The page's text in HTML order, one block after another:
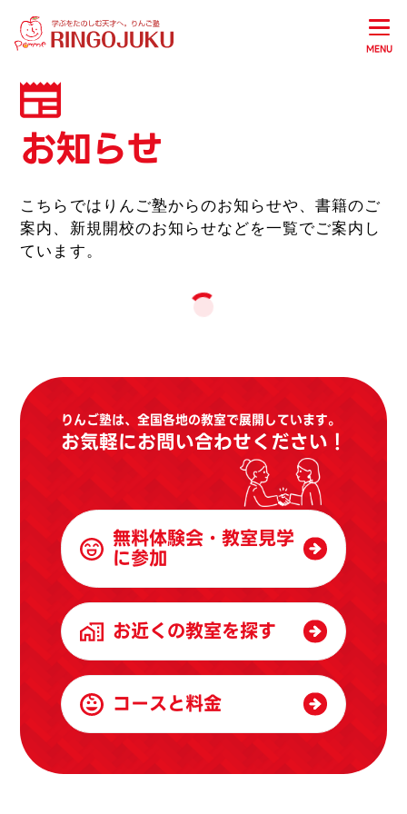
MENU
お知らせ
こちらではりんご塾からのお知らせや、書籍のご
案内、新規開校のお知らせなどを一覧でご案内し
ています。
りんご塾は、全国各地の教室で展開しています。
お気軽にお問い合わせください！
無料体験会・教室見学
に参加
お近くの教室を探す
コースと料金